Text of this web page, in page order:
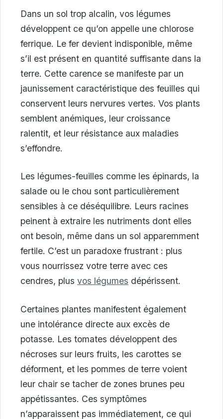
Dans un sol trop alcalin, vos légumes
développent ce qu’on appelle une chlorose
ferrique. Le fer devient indisponible, même
s’il est présent en quantité suffisante dans la
terre. Cette carence se manifeste par un
jaunissement caractéristique des feuilles qui
conservent leurs nervures vertes. Vos plants
semblent anémiques, leur croissance
ralentit, et leur résistance aux maladies
s’effondre.
Les légumes-feuilles comme les épinards, la
salade ou le chou sont particulièrement
sensibles à ce déséquilibre. Leurs racines
peinent à extraire les nutriments dont elles
ont besoin, même dans un sol apparemment
fertile. C’est un paradoxe frustrant : plus
vous nourrissez votre terre avec ces
cendres, plus vos légumes dépérissent.
Certaines plantes manifestent également
une intolérance directe aux excès de
potasse. Les tomates développent des
nécroses sur leurs fruits, les carottes se
déforment, et les pommes de terre voient
leur chair se tacher de zones brunes peu
appétissantes. Ces symptômes
n’apparaissent pas immédiatement, ce qui